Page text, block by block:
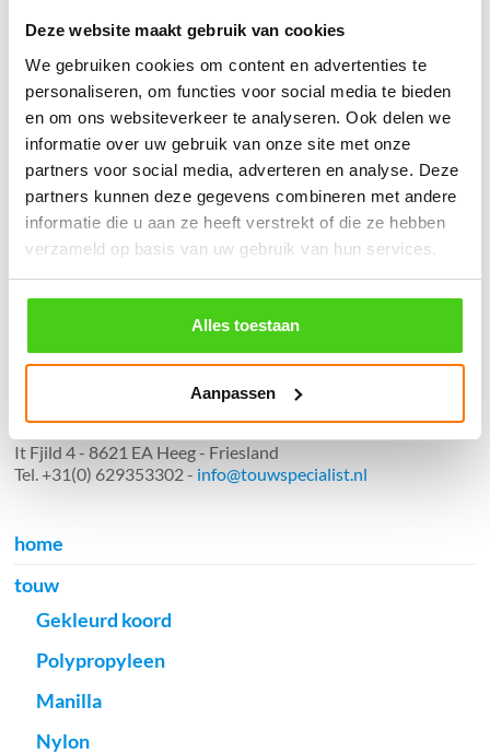
Deze website maakt gebruik van cookies
We gebruiken cookies om content en advertenties te
personaliseren, om functies voor social media te bieden
en om ons websiteverkeer te analyseren. Ook delen we
informatie over uw gebruik van onze site met onze
partners voor social media, adverteren en analyse. Deze
partners kunnen deze gegevens combineren met andere
informatie die u aan ze heeft verstrekt of die ze hebben
verzameld op basis van uw gebruik van hun services.
Alles toestaan
Aanpassen
֍ Groot aanbod & scherpe prijzen!
֍ Deskundig advies en gratis proefstukjes.
֍ Verzending in Nederland, België en Duitsland.
Verzendkosten €5,45, boven €70,- gratis verstuurd
(* gewicht onder 32kg). Binnen 24 uur verstuurd.
Specifieke wensen (meerdere lengten) kunt u aangeven bij het
invulveld "Bestelnotities (optioneel)".
© 2009 - 2026 | Touwspecialist.nl
It Fjild 4 - 8621 EA Heeg - Friesland
Tel. +31(0) 629353302 - info@touwspecialist.nl
home
touw
Gekleurd koord
Polypropyleen
Manilla
Nylon